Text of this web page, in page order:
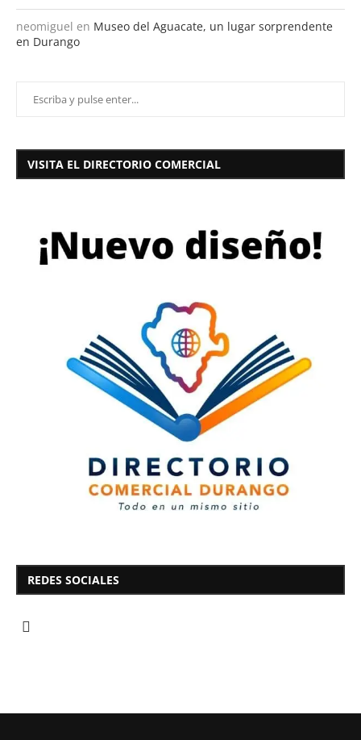
neomiguel en Museo del Aguacate, un lugar sorprendente
en Durango
VISITA EL DIRECTORIO COMERCIAL
REDES SOCIALES